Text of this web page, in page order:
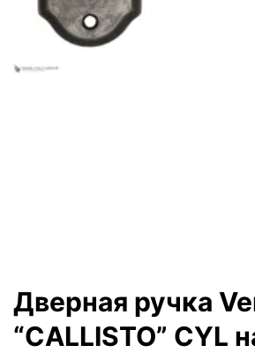
Дверная ручка
“CALLISTO” CYL